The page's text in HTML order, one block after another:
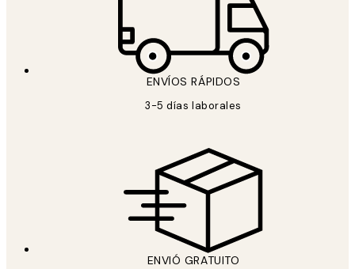
ENVÍOS RÁPIDOS
3-5 días laborales
ENVIÓ GRATUITO